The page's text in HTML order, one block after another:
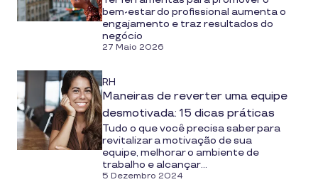
bem-estar do profissional aumenta o
engajamento e traz resultados do
negócio
27 Maio 2026
RH
Maneiras de reverter uma equipe
desmotivada: 15 dicas práticas
Tudo o que você precisa saber para
revitalizar a motivação de sua
equipe, melhorar o ambiente de
trabalho e alcançar...
5 Dezembro 2024